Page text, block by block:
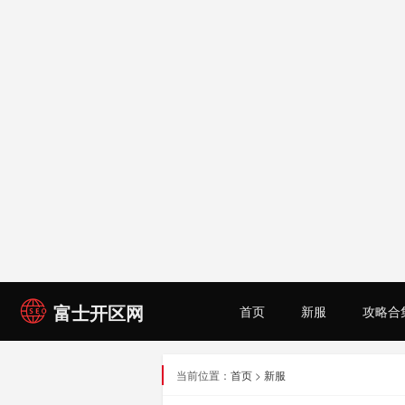
富士开区网 首页 新服 攻略合
当前位置： 首页 > 新服